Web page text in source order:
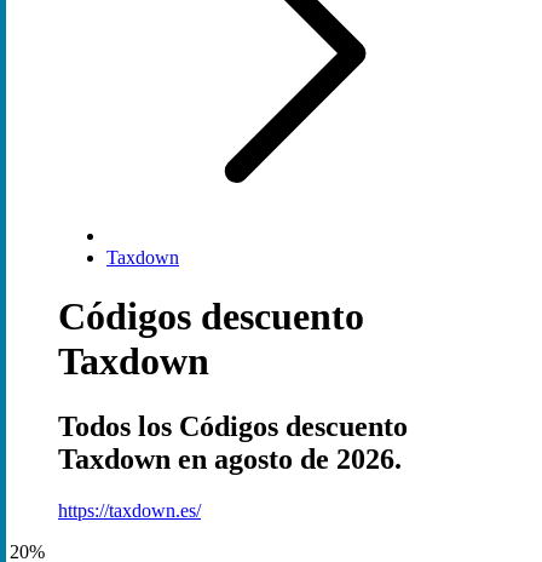
Taxdown
Códigos descuento
Taxdown
Todos los Códigos descuento
Taxdown en agosto de 2026.
https://taxdown.es/
20%